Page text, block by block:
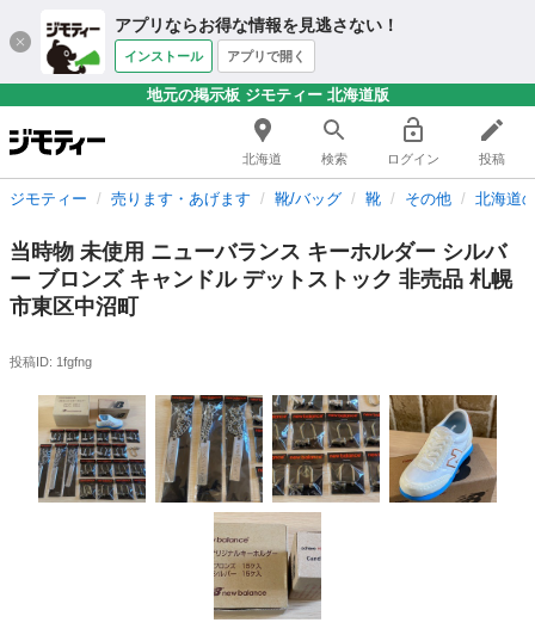
アプリならお得な情報を見逃さない！
インストール アプリで開く
地元の掲示板 ジモティー 北海道版
北海道 検索 ログイン 投稿
ジモティー 売ります・あげます 靴/バッグ 靴 その他 北海道
当時物 未使用 ニューバランス キーホルダー シルバ
ー ブロンズ キャンドル デットストック 非売品 札幌
市東区中沼町
投稿ID: 1fgfng